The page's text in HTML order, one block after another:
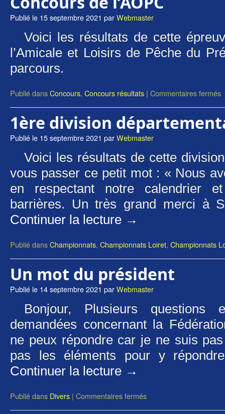
Publié le 15 septembre 2021 parWebmaster
Voici les résultats de cette
l’Amicale et Loisirs de Pêche du
parcours.
Publié dansConcours, Concours résultats | Commentaires fermés
1ère division
Publié le 15 septembre 2021 parWebmaster
Voici les résultats de cette
vous passer ce petit mot : « Nous
en respectant notre calendrier
barrières. Un très grand merci à
Continuer la lecture →
Publié dansChampionnats, Championnats Loiret, Championnats
Un mot du président
Publié le 14 septembre 2021 parWebmaster
Bonjour, Plusieurs questions
demandées concernant la
ne peux répondre car je ne suis
pas les éléments pour y
Continuer la lecture →
Publié dans Divers | Commentaires fermés